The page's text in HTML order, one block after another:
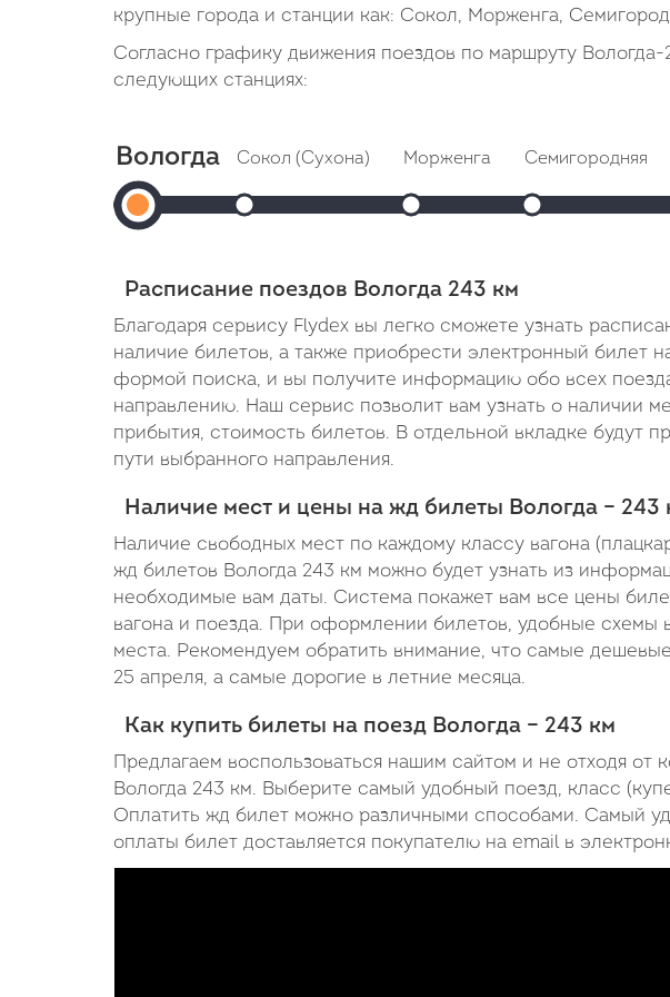
крупные города и станции как: Сокол, Морженга,
Согласно графику движения поездов по маршруту
следующих станциях:
Вологда
Вологда
Сокол (Сухона)
В пути: 38 минут
Морженга
Прибытие: 15:39
В пути: 59 минут
Семигородняя
Прибытие:
Расписание поездов Вологда 243 км
Благодаря сервису Flydex вы легко сможете узнать
наличие билетов, а также приобрести электронный билет
формой поиска, и вы получите информацию обо всех
направлению. Наш сервис позволит вам узнать о наличии
прибытия, стоимость билетов. В отдельной вкладке будут
пути выбранного направления.
Наличие мест и цены на жд билеты Вологда – 243
Наличие свободных мест по каждому классу вагона
жд билетов Вологда 243 км можно будет узнать из
необходимые вам даты. Система покажет вам все цены
вагона и поезда. При оформлении билетов, удобные схемы
места. Рекомендуем обратить внимание, что самые
25 апреля, а самые дорогие в летние месяца.
Как купить билеты на поезд Вологда – 243 км
Предлагаем воспользоваться нашим сайтом и не отходя
Вологда 243 км. Выберите самый удобный поезд, класс
Оплатить жд билет можно различными способами. Самый
оплаты билет доставляется покупателю на email в